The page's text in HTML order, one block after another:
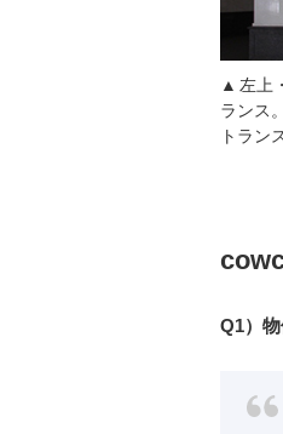
左上
ランス
トラン
Q1）